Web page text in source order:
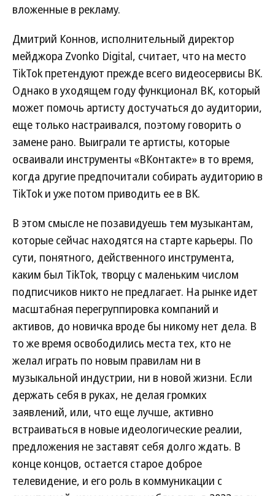
вложенные в рекламу.
Дмитрий Коннов, исполнительный директор
мейджора Zvonko Digital, считает, что на место
TikTok претендуют прежде всего видеосервисы ВК.
Однако в уходящем году функционал ВК, который
может помочь артисту достучаться до аудитории,
еще только настраивался, поэтому говорить о
замене рано. Выиграли те артисты, которые
осваивали инструменты «ВКонтакте» в то время,
когда другие предпочитали собирать аудиторию в
TikTok и уже потом приводить ее в ВК.
В этом смысле не позавидуешь тем музыкантам,
которые сейчас находятся на старте карьеры. По
сути, понятного, действенного инструмента,
каким был TikTok, творцу с маленьким числом
подписчиков никто не предлагает. На рынке идет
масштабная перегруппировка компаний и
активов, до новичка вроде бы никому нет дела. В
то же время освободились места тех, кто не
желал играть по новым правилам ни в
музыкальной индустрии, ни в новой жизни. Если
держать себя в руках, не делая громких
заявлений, или, что еще лучше, активно
встраиваться в новые идеологические реалии,
предложения не заставят себя долго ждать. В
конце концов, остается старое доброе
телевидение, и его роль в коммуникации с